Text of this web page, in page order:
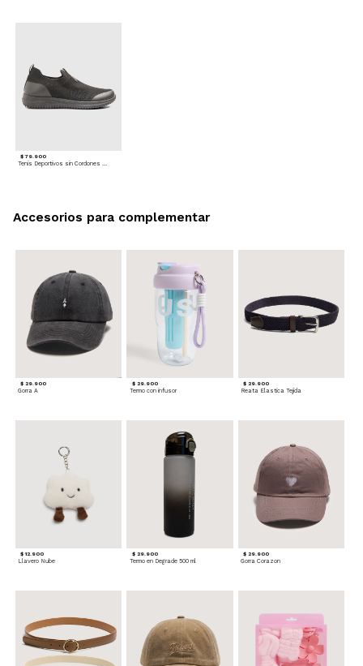
$ 79.900
Tenis Deportivos sin Cordones para hombre
$ 29.900
Gorra A
$ 29.900
Termo con infusor
$ 29.900
Reata Elastica Tejida
$ 12.900
Llavero Nube
$ 29.900
Termo en Degrade 500 ml
$ 29.900
Gorra Corazon
Accesorios para complementar